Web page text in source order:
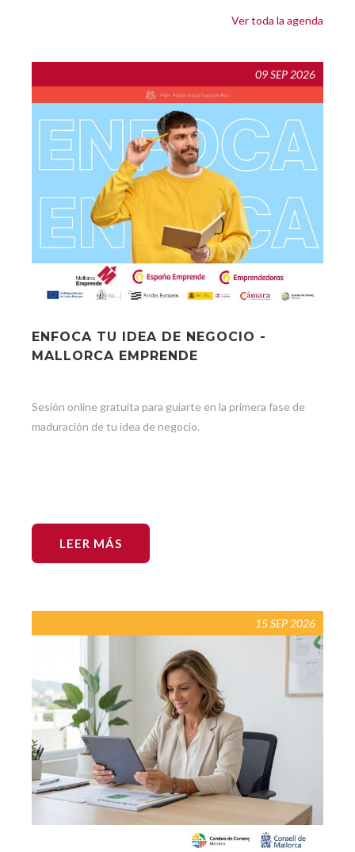
Ver toda la agenda
09 SEP 2026
ENFOCA TU IDEA DE NEGOCIO -
MALLORCA EMPRENDE
Sesión online gratuita para guiarte en la primera fase de
maduración de tu idea de negocio.
LEER MÁS
15 SEP 2026